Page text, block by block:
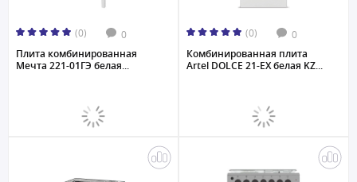
(0) 0
Плита комбинированная
Мечта 221-01ГЭ белая...
(0) 0
Комбинированная плита
Artel DOLCE 21-EX белая KZ...